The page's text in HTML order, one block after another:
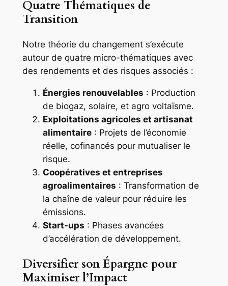
Quatre Thématiques de
Transition
Notre théorie du changement s’exécute
autour de quatre micro-thématiques avec
des rendements et des risques associés :
Énergies renouvelables : Production
de biogaz, solaire, et agro voltaïsme.
Exploitations agricoles et artisanat
alimentaire: Projets de l’économie
réelle, cofinancés pour mutualiser le
risque.
Coopératives et entreprises
agroalimentaires : Transformation de
la chaîne de valeur pour réduire les
émissions.
Start-ups : Phases avancées
d’accélération de développement.
Diversifier son Épargne pour
Maximiser l’Impact